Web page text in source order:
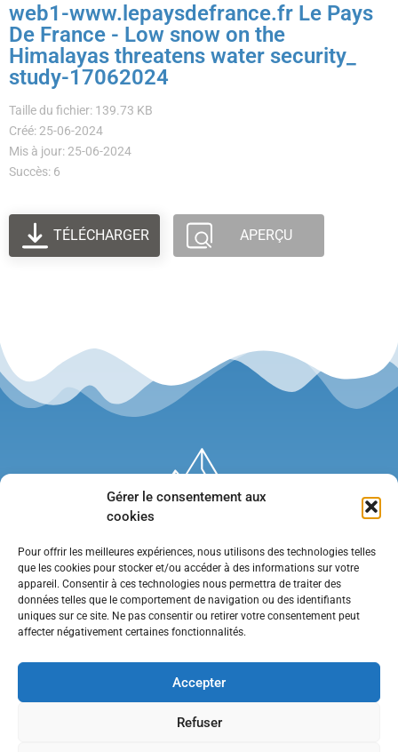
Gérer le consentement aux
cookies
Pour offrir les meilleures expériences, nous utilisons des technologies telles
que les cookies pour stocker et/ou accéder à des informations sur votre
appareil. Consentir à ces technologies nous permettra de traiter des
données telles que le comportement de navigation ou des identifiants
uniques sur ce site. Ne pas consentir ou retirer votre consentement peut
affecter négativement certaines fonctionnalités.
Accepter
Refuser
web1-www.lepaysdefrance.fr Le Pays
De France - Low snow on the
Himalayas threatens water security_
study-17062024
Taille du fichier: 139.73 KB
Créé: 25-06-2024
Mis à jour: 25-06-2024
Succès: 6
TÉLÉCHARGER APERÇU
•Contact